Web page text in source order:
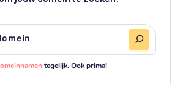
tegelijk. Ook prima!